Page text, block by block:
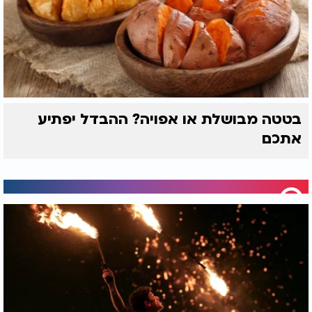
דיחוי במקרה של החמרה.
בטטה מבושלת או אפויה? ההבדל יפתיע
אתכם